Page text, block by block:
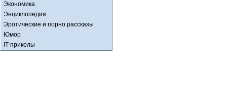
Экономика
Энциклопедия
Эротические и порно рассказы
Юмор
IT-приколы